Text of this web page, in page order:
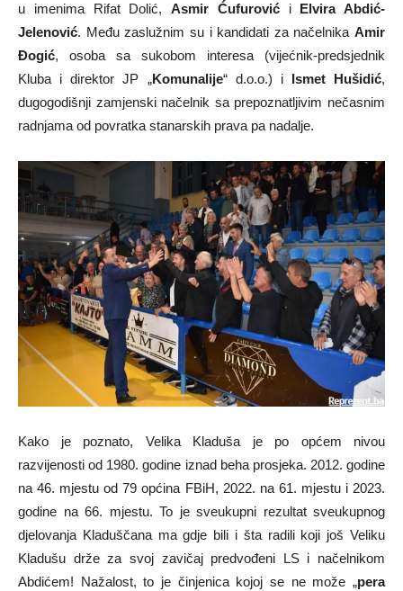
u imenima Rifat Dolić, Asmir Ćufurovići Elvira Abdić-
Jelenović. Među zaslužnim su i kandidati za načelnika Amir
Đogić, osoba sa sukobom interesa (vijećnik-predsjednik
Kluba i direktor JP „Komunalije“ d.o.o.) i Ismet Hušidić,
dugogodišnji zamjenski načelnik sa prepoznatljivim nečasnim
radnjama od povratka stanarskih prava pa nadalje.
Kako je poznato, Velika Kladuša je po općem nivou
razvijenosti od 1980. godine iznad beha prosjeka. 2012. godine
na 46. mjestu od 79 općina FBiH, 2022. na 61. mjestu i 2023.
godine na 66. mjestu. To je sveukupni rezultat sveukupnog
djelovanja Kladuščana ma gdje bili i šta radili koji još Veliku
Kladušu drže za svoj zavičaj predvođeni LS i načelnikom
Abdićem! Nažalost, to je činjenica kojoj se ne može „pera